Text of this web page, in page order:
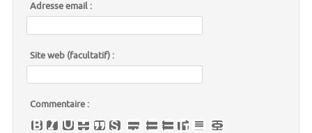
Adresse email :
Site web (facultatif) :
Commentaire :